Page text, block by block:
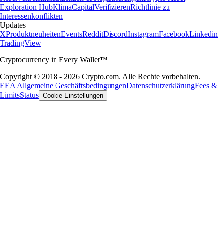
Exploration HubKlimaCapitalVerifizierenRichtlinie zu
Interessenkonflikten
Updates
XProduktneuheitenEventsRedditDiscordInstagramFacebookLinkedin
TradingView
Cryptocurrency in Every Wallet™
Copyright © 2018 - 2026 Crypto.com. Alle Rechte vorbehalten.
EEA Allgemeine GeschäftsbedingungenDatenschutzerklärungFees &
LimitsStatus Cookie-Einstellungen